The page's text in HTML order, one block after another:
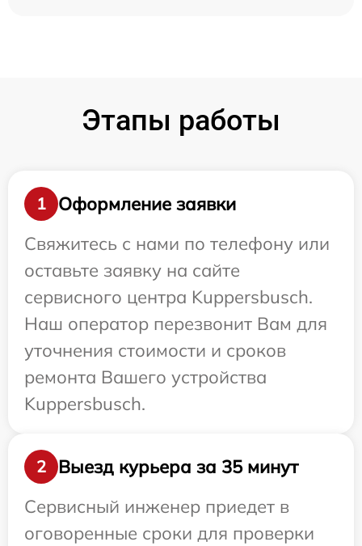
Этапы работы
1
Оформление заявки
Свяжитесь с нами по телефону или
оставьте заявку на сайте
сервисного центра Kuppersbusch.
Наш оператор перезвонит Вам для
уточнения стоимости и сроков
ремонта Вашего устройства
Kuppersbusch.
2
Выезд курьера за 35 минут
Сервисный инженер приедет в
оговоренные сроки для проверки